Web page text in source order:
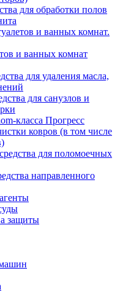
для обработки полов
и ванных комнат.
и ванных комнат
для удаления масла,
для санузлов и
класса Прогресс
ковров (в том числе
для поломоечных
направленного
защиты